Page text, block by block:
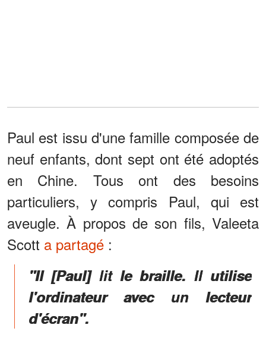
Paul est issu d'une famille composée de
neuf enfants, dont sept ont été adoptés
en Chine. Tous ont des besoins
particuliers, y compris Paul, qui est
aveugle. À propos de son fils, Valeeta
Scott a partagé :
"Il [Paul] lit le braille. Il utilise
l'ordinateur avec un lecteur
d'écran".